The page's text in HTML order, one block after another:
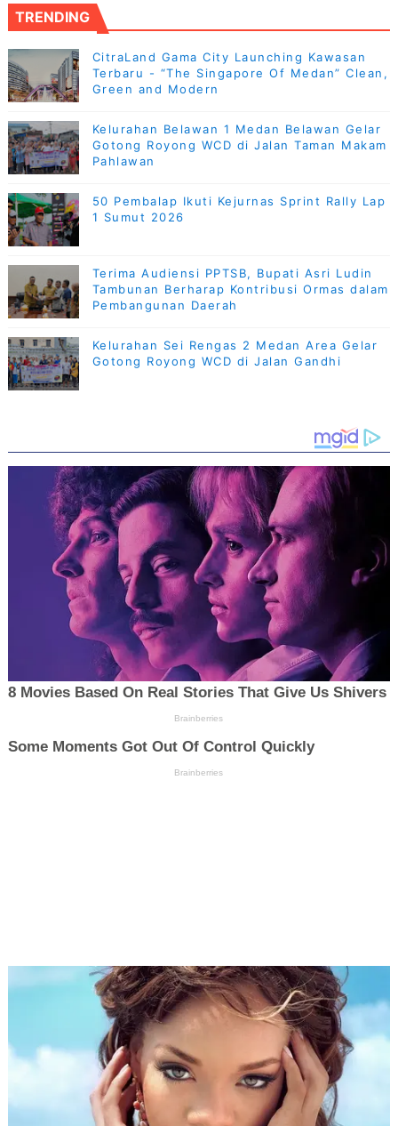
TRENDING
CitraLand Gama City Launching Kawasan
Terbaru - “The Singapore Of Medan” Clean,
Green and Modern
Kelurahan Belawan 1 Medan Belawan Gelar
Gotong Royong WCD di Jalan Taman Makam
Pahlawan
50 Pembalap Ikuti Kejurnas Sprint Rally Lap
1 Sumut 2026
Terima Audiensi PPTSB, Bupati Asri Ludin
Tambunan Berharap Kontribusi Ormas dalam
Pembangunan Daerah
Kelurahan Sei Rengas 2 Medan Area Gelar
Gotong Royong WCD di Jalan Gandhi